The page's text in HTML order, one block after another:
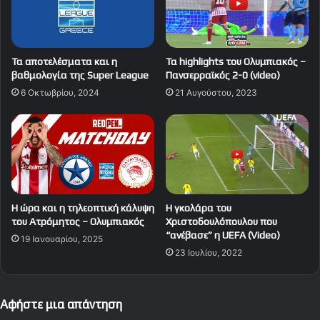
Τα αποτελέσματα και η
βαθμολογία της Super League
6 Οκτωβρίου, 2024
Τα highlights του Ολυμπιακός –
Πανσερραϊκός 2-0 (video)
21 Αυγούστου, 2023
Η ώρα και η τηλεοπτική κάλυψη
του Ατρόμητος – Ολυμπιακός
19 Ιανουαρίου, 2025
Η γκολάρα του
Χριστοδουλόπουλου που
“ανέβασε” η UEFA (Video)
23 Ιουλίου, 2022
Αφήστε μια απάντηση